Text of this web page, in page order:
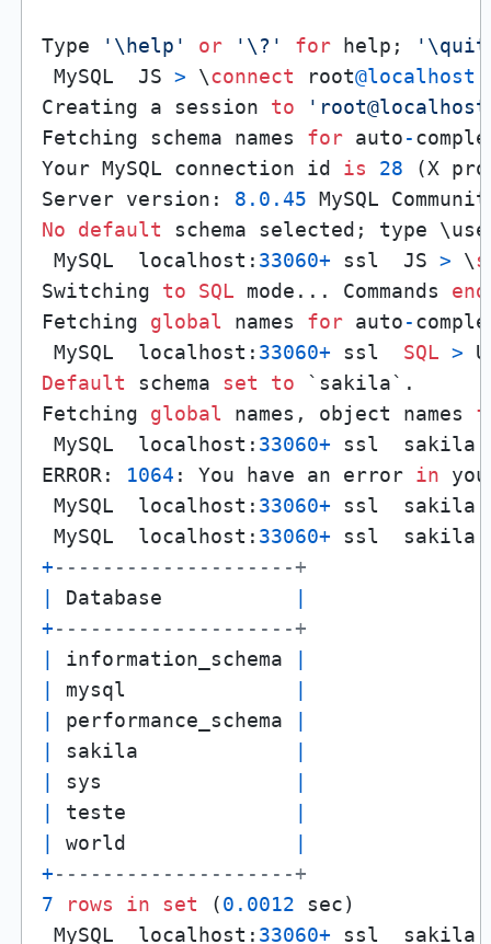
Type '\help' or '\?' for help;
MySQL  JS > \connect root@localhost
Creating a session to
Fetching schema names for auto-
Your MySQL connection id is 28 (X
Server version: 8.0 .45 MySQL
No
default schema selected; type
MySQL  localhost: 33060+ ssl  JS > \
Switching to SQL mode... Commands end
Fetching global names for auto-
MySQL  localhost: 33060+ ssl SQL >
Default schema set to `sakila`.
Fetching global names, object names
MySQL  localhost: 33060+ ssl
ERROR: 1064 : You have an error in
MySQL  localhost: 33060+ ssl
MySQL  localhost: 33060+ ssl
+--------------------+
Database
+--------------------+
information_schema
mysql
performance_schema
sakila
sys
teste
world
+--------------------+
7
rows in set (0.0012 sec)
MySQL  localhost: 33060+ ssl